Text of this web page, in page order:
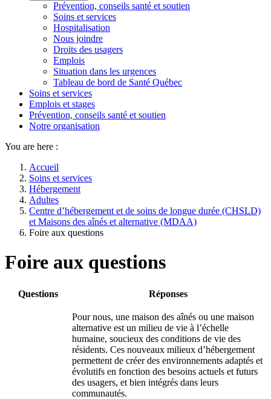
Prévention, conseils santé et soutien
Soins et services
Hospitalisation
Nous joindre
Droits des usagers
Emplois
Situation dans les urgences
Tableau de bord de Santé Québec
Soins et services
Emplois et stages
Prévention, conseils santé et soutien
Notre organisation
You are here :
Accueil
Soins et services
Hébergement
Adultes
Centre d’hébergement et de soins de longue durée (CHSLD)
et Maisons des aînés et alternative (MDAA)
Foire aux questions
Foire aux questions
Questions Réponses
Pour nous, une maison des aînés ou une maison
alternative est un milieu de vie à l’échelle
humaine, soucieux des conditions de vie des
résidents. Ces nouveaux milieux d’hébergement
permettent de créer des environnements adaptés et
évolutifs en fonction des besoins actuels et futurs
des usagers, et bien intégrés dans leurs
communautés.